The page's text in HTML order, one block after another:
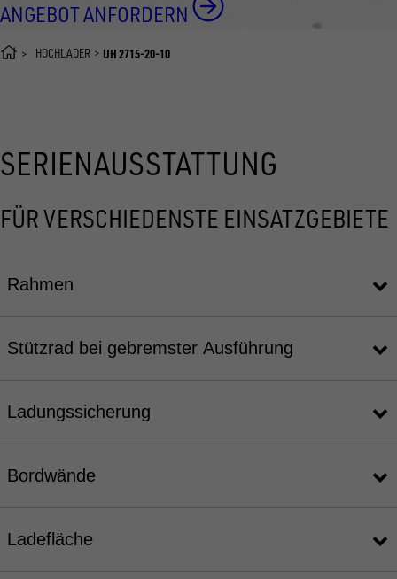
ANGEBOT ANFORDERN
HOCHLADER UH 2715-20-10
SERIENAUSSTATTUNG
FÜR VERSCHIEDENSTE EINSATZGEBIETE
Rahmen
Stützrad bei gebremster Ausführung
Ladungssicherung
Bordwände
Ladefläche